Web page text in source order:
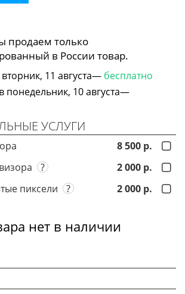
продаем только
в России товар.
11 августа— бесплатно
понедельник, 10 августа—
УСЛУГИ
8 500 р.
?
2 000 р.
пиксели
? 2 000 р.
нет в наличии